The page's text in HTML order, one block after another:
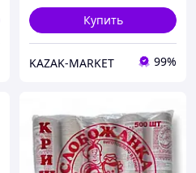
Купить
KAZAK-MARKET 99%